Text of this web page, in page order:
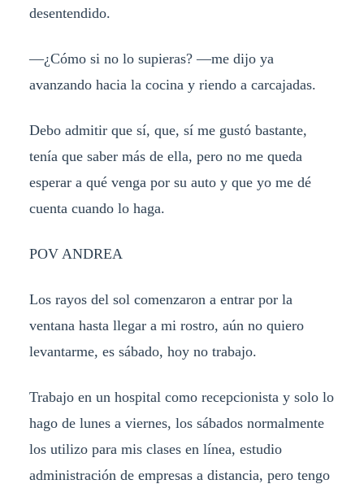
desentendido.
—¿Cómo si no lo supieras? —me dijo ya
avanzando hacia la cocina y riendo a carcajadas.
Debo admitir que sí, que, sí me gustó bastante,
tenía que saber más de ella, pero no me queda
esperar a qué venga por su auto y que yo me dé
cuenta cuando lo haga.
POV ANDREA
Los rayos del sol comenzaron a entrar por la
ventana hasta llegar a mi rostro, aún no quiero
levantarme, es sábado, hoy no trabajo.
Trabajo en un hospital como recepcionista y solo lo
hago de lunes a viernes, los sábados normalmente
los utilizo para mis clases en línea, estudio
administración de empresas a distancia, pero tengo